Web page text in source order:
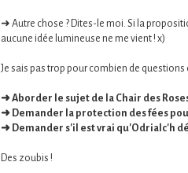
➜ Autre chose ? Dites-le moi. Si la
aucune idée lumineuse ne me vient ! x)
Je sais pas trop pour combien de
➜ Aborder le sujet de la Chair des
➜ Demander la protection des fées
➜ Demander s'il est vrai qu'Odrialc'h
Des zoubis !